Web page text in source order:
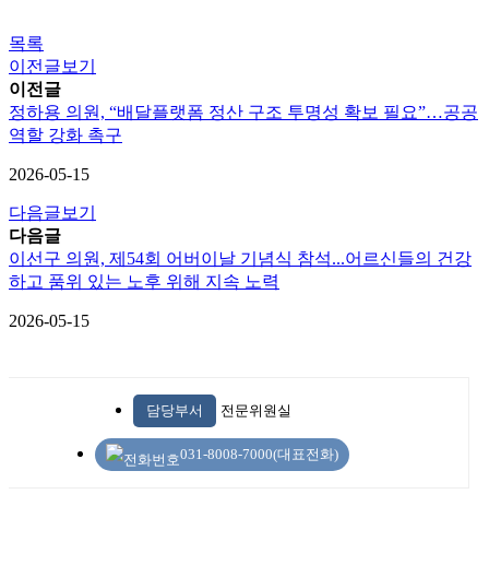
목록
이전글보기
이전글
정하용 의원, “배달플랫폼 정산 구조 투명성 확보 필요”…공공
역할 강화 촉구
2026-05-15
다음글보기
다음글
이선구 의원, 제54회 어버이날 기념식 참석...어르신들의 건강
하고 품위 있는 노후 위해 지속 노력
2026-05-15
담당부서 전문위원실
031-8008-7000(대표전화)